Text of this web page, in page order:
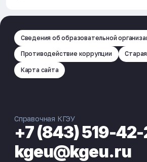
Сведения об образовательной
Противодействие коррупции
Карта сайта
Справочная КГЭУ
+7 (843) 519-
kgeu@kgeu.ru